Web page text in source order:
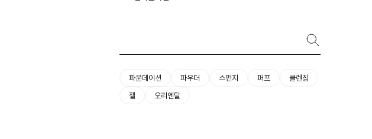
파운데이션 파우더 스펀지 퍼프
클렌징
젤
오리엔탈